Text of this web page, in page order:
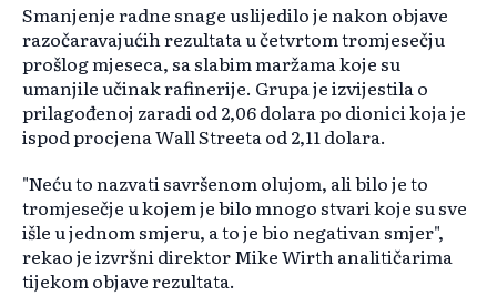
Smanjenje radne snage uslijedilo je nakon objave
razočaravajućih rezultata u četvrtom tromjesečju
prošlog mjeseca, sa slabim maržama koje su
umanjile učinak rafinerije. Grupa je izvijestila o
prilagođenoj zaradi od 2,06 dolara po dionici koja je
ispod procjena Wall Streeta od 2,11 dolara.
"Neću to nazvati savršenom olujom, ali bilo je to
tromjesečje u kojem je bilo mnogo stvari koje su sve
išle u jednom smjeru, a to je bio negativan smjer",
rekao je izvršni direktor Mike Wirth analitičarima
tijekom objave rezultata.